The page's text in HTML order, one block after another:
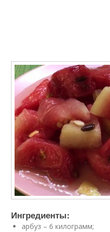
Ингредиенты:
арбуз – 6 килограмм;